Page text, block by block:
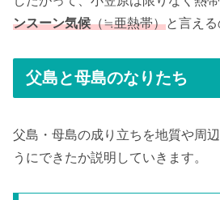
ンスーン気候（≒亜熱帯）と言える
父島と母島のなりたち
父島・母島の成り立ちを地質や周
うにできたか説明していきます。